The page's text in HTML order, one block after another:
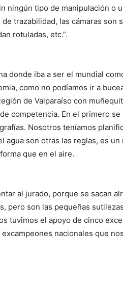
ningún tipo de manipulación o
trazabilidad, las cámaras son
rotuladas, etc.”.
donde iba a ser el mundial
como no podíamos ir a
de Valparaíso con
competencia. En el primero se
Nosotros teníamos
agua son otras las reglas, es
que en el aire.
al jurado, porque se sacan
pero son las pequeñas
tuvimos el apoyo de cinco
nacionales que